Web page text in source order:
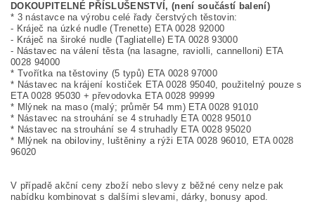
DOKOUPITELNÉ PŘÍSLUŠENSTVÍ, (není součástí balení)
* 3 nástavce na výrobu celé řady čerstvých těstovin:
- Kráječ na úzké nudle (Trenette) ETA 0028 92000
- Kráječ na široké nudle (Tagliatelle) ETA 0028 93000
- Nástavec na válení těsta (na lasagne, raviolli, cannelloni) ETA
0028 94000
* Tvořítka na těstoviny (5 typů) ETA 0028 97000
* Nástavec na krájení kostiček ETA 0028 95040, použitelný pouze s
ETA 0028 95030 + převodovka ETA 0028 99999
* Mlýnek na maso (malý; průměr 54 mm) ETA 0028 91010
* Nástavec na strouhání se 4 struhadly ETA 0028 95010
* Nástavec na strouhání se 4 struhadly ETA 0028 95020
* Mlýnek na obiloviny, luštěniny a rýži ETA 0028 96010, ETA 0028
96020
V případě akční ceny zboží nebo slevy z běžné ceny nelze pak
nabídku kombinovat s dalšími slevami, dárky, bonusy apod.